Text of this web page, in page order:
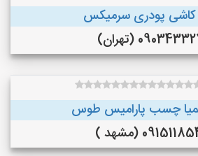
پودری سرمیکس
(تهران)
چسب پارامیس طوس
(مشهد )